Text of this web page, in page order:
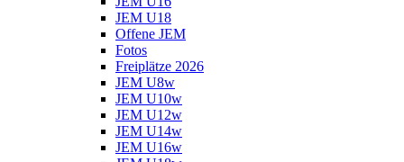
JEM U18
Offene JEM
Fotos
Freiplätze 2026
JEM U8w
JEM U10w
JEM U12w
JEM U14w
JEM U16w